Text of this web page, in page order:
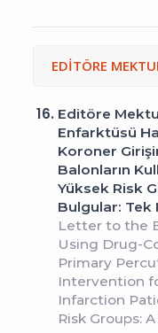
EDİTÖRE
16. Editöre
Enfarktüsü
Koroner
Balonların
Yüksek Risk
Bulgular: Tek
Letter to the
Using Drug-
Primary
Intervention
Infarction
Risk Groups: